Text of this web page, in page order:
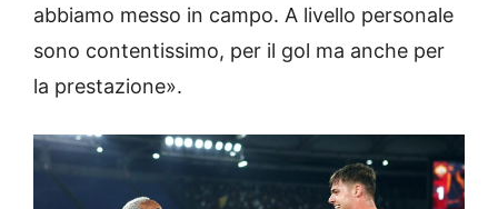
abbiamo messo in campo. A livello personale
sono contentissimo, per il gol ma anche per
la prestazione».